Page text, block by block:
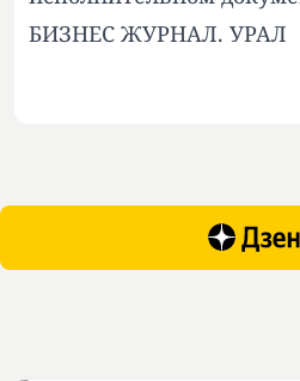
БИЗНЕС ЖУРНАЛ. УРАЛ